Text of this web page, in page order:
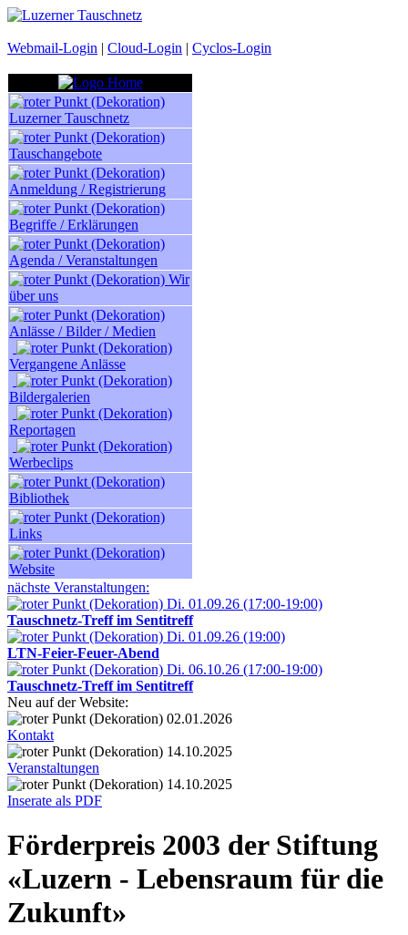
Webmail-Login | Cloud-Login | Cyclos-Login
Luzerner Tauschnetz
Tauschangebote
Anmeldung / Registrierung
Begriffe / Erklärungen
Agenda / Veranstaltungen
Wir
über uns
Anlässe / Bilder / Medien
Vergangene Anlässe
Bildergalerien
Reportagen
Werbeclips
Bibliothek
Links
Website
nächste Veranstaltungen:
Di. 01.09.26 (17:00-19:00)
Tauschnetz-Treff im Sentitreff
Di. 01.09.26 (19:00)
LTN-Feier-Feuer-Abend
Di. 06.10.26 (17:00-19:00)
Tauschnetz-Treff im Sentitreff
Neu auf der Website:
02.01.2026
Kontakt
14.10.2025
Veranstaltungen
14.10.2025
Inserate als PDF
Förderpreis 2003 der Stiftung
«Luzern - Lebensraum für die
Zukunft»